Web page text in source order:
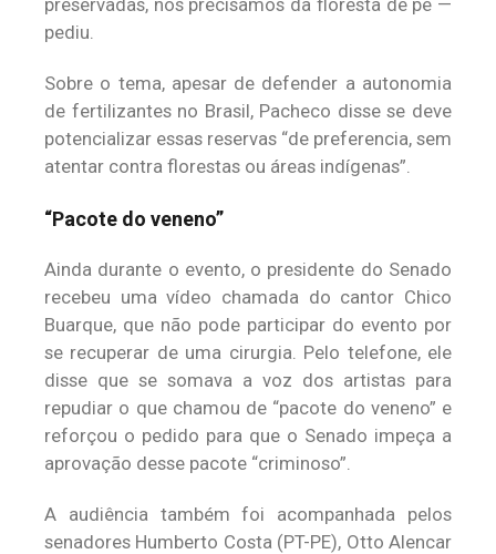
preservadas, nos precisamos da floresta de pé —
pediu.
Sobre o tema, apesar de defender a autonomia
de fertilizantes no Brasil, Pacheco disse se deve
potencializar essas reservas “de preferencia, sem
atentar contra florestas ou áreas indígenas”.
“Pacote do veneno”
Ainda durante o evento, o presidente do Senado
recebeu uma vídeo chamada do cantor Chico
Buarque, que não pode participar do evento por
se recuperar de uma cirurgia. Pelo telefone, ele
disse que se somava a voz dos artistas para
repudiar o que chamou de “pacote do veneno” e
reforçou o pedido para que o Senado impeça a
aprovação desse pacote “criminoso”.
A audiência também foi acompanhada pelos
senadores Humberto Costa (PT-PE), Otto Alencar